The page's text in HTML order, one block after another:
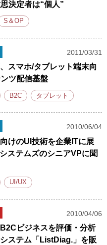
決定者は“個人”
S＆OP
2011/03/31
スマホ/タブレット端末向
ツ配信基盤
B2C タブレット
2010/06/04
向けのUI技術を企業ITに展
ステムズのシニアVPに聞
UI/UX
2010/04/06
ビジネスを評価・分析
ステム「ListDiag.」を販